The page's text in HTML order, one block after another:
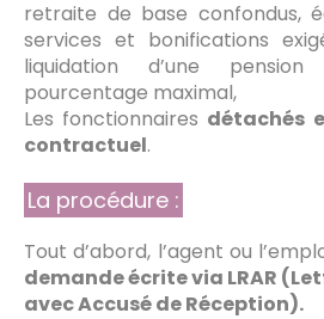
retraite de base confondus,
services et bonifications
liquidation d’une
pourcentage maximal,
Les fonctionnaires détachés
contractuel.
La procédure :
Tout d’abord, l’agent ou
demande écrite via LRAR
avec Accusé de Réception).